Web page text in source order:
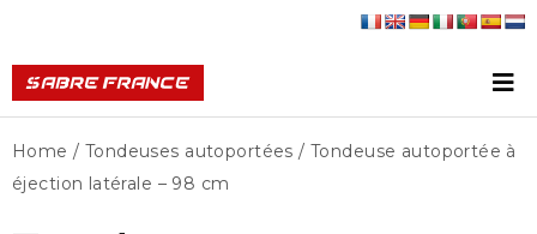
Home / Tondeuses autoportées / Tondeuse autoportée à
éjection latérale – 98 cm